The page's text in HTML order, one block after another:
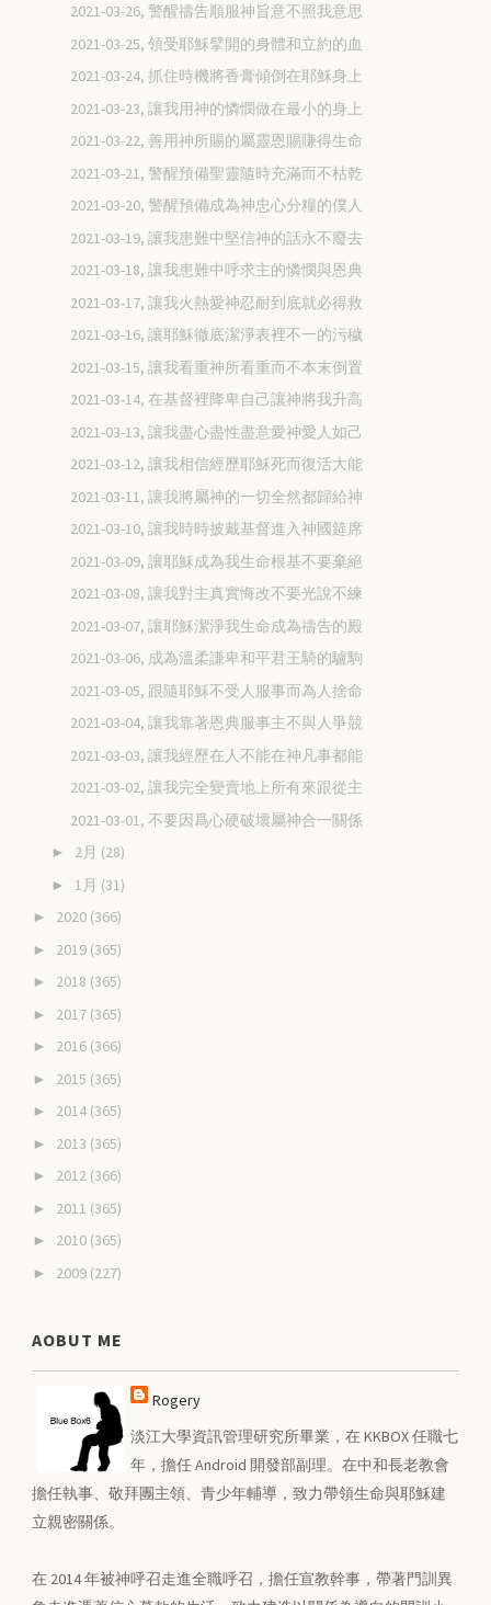
2021-03-26, 警醒禱告順服神旨意不照我意思
2021-03-25, 領受耶穌擘開的身體和立約的血
2021-03-24, 抓住時機將香膏傾倒在耶穌身上
2021-03-23, 讓我用神的憐憫做在最小的身上
2021-03-22, 善用神所賜的屬靈恩賜賺得生命
2021-03-21, 警醒預備聖靈隨時充滿而不枯乾
2021-03-20, 警醒預備成為神忠心分糧的僕人
2021-03-19, 讓我患難中堅信神的話永不廢去
2021-03-18, 讓我患難中呼求主的憐憫與恩典
2021-03-17, 讓我火熱愛神忍耐到底就必得救
2021-03-16, 讓耶穌徹底潔淨表裡不一的污穢
2021-03-15, 讓我看重神所看重而不本末倒置
2021-03-14, 在基督裡降卑自己讓神將我升高
2021-03-13, 讓我盡心盡性盡意愛神愛人如己
2021-03-12, 讓我相信經歷耶穌死而復活大能
2021-03-11, 讓我將屬神的一切全然都歸給神
2021-03-10, 讓我時時披戴基督進入神國筵席
2021-03-09, 讓耶穌成為我生命根基不要棄絕
2021-03-08, 讓我對主真實悔改不要光說不練
2021-03-07, 讓耶穌潔淨我生命成為禱告的殿
2021-03-06, 成為溫柔謙卑和平君王騎的驢駒
2021-03-05, 跟隨耶穌不受人服事而為人捨命
2021-03-04, 讓我靠著恩典服事主不與人爭競
2021-03-03, 讓我經歷在人不能在神凡事都能
2021-03-02, 讓我完全變賣地上所有來跟從主
2021-03-01, 不要因爲心硬破壞屬神合一關係
► 2月 (28)
► 1月 (31)
► 2020 (366)
► 2019 (365)
► 2018 (365)
► 2017 (365)
► 2016 (366)
► 2015 (365)
► 2014 (365)
► 2013 (365)
► 2012 (366)
► 2011 (365)
► 2010 (365)
► 2009 (227)
AOBUT ME
Rogery
淡江大學資訊管理研究所畢業，在 KKBOX 任職七
年，擔任 Android 開發部副理。在中和長老教會
擔任執事、敬拜團主領、青少年輔導，致力帶領生命與耶穌建
立親密關係。
在 2014 年被神呼召走進全職呼召，擔任宣教幹事，帶著門訓異